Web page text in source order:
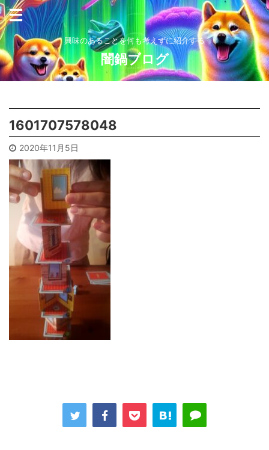
興味のあることを何も考えずに紹介する
闇鍋ブログ
1601707578048
2020年11月5日